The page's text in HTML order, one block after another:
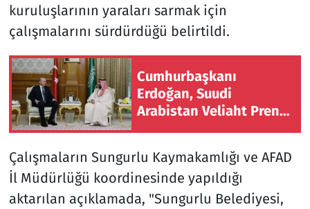
kuruluşlarının yaraları sarmak için
çalışmalarını sürdürdüğü belirtildi.
Cumhurbaşkanı
Erdoğan, Suudi
Arabistan Veliaht Prensi
Çalışmaların Sungurlu Kaymakamlığı ve AFAD
İl Müdürlüğü koordinesinde yapıldığı
aktarılan açıklamada, "Sungurlu Belediyesi,